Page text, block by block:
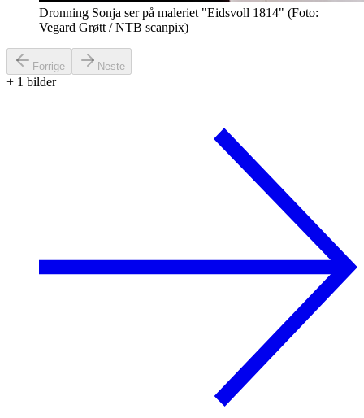
Dronning Sonja ser på maleriet "Eidsvoll 1814" (Foto:
Vegard Grøtt / NTB scanpix)
Forrige Neste
+ 1 bilder